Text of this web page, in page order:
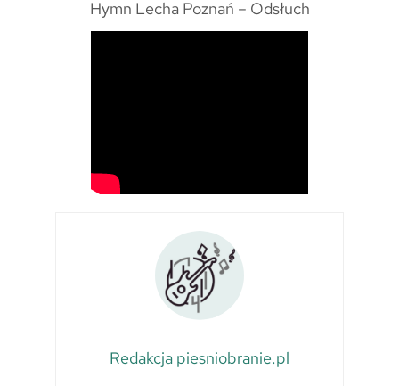
Hymn Lecha Poznań – Odsłuch
Redakcja piesniobranie.pl